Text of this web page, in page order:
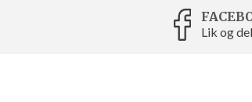
Lik og del